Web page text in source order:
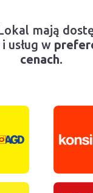
mają
usług w
cenach.